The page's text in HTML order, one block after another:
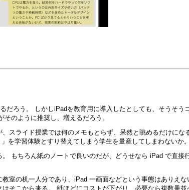
ろう。 しかしiPadを教育用に導入したとしても、そうそ
のように推奨し、増えるだろう。
スライド授業では何のメモもとらず、呆然と眺めるだけに
を学習体験とすり替えてしまう学生を量産してしまわないか。
もちろん紙のノートで良いのだが、どうせなら iPad で直
室の机一人分であり、iPad 一画面などという事態はありえ
そこから来る。 紙ほどにコストが下がり、必要なら複数冊